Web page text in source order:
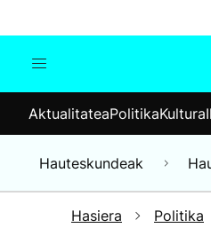
Munduko albisteak
AktualitateaPolitikaKultura
Hauteskundeak
Hasiera Politika